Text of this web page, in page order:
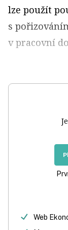
lze použít
s
v pracovní
Web